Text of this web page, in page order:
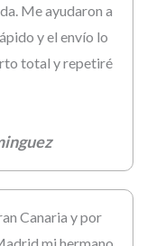
Me ayudaron a
y el envío lo
total y repetiré
Canaria y por